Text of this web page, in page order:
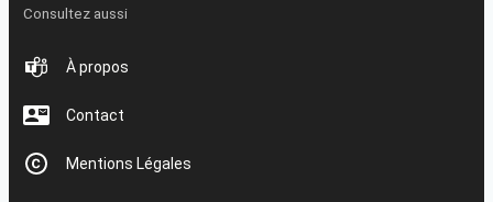
Consultez aussi
À propos
Contact
Mentions Légales